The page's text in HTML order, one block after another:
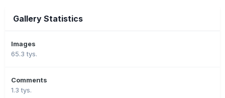
Gallery Statistics
Images
65.3 tys.
Comments
1.3 tys.